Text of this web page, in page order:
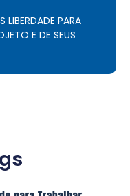
LIBERDADE PARA
E DE SEUS